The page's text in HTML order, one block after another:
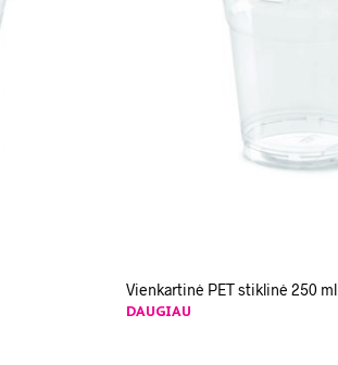
Vienkartinė PET stiklinė 250 ml
DAUGIAU